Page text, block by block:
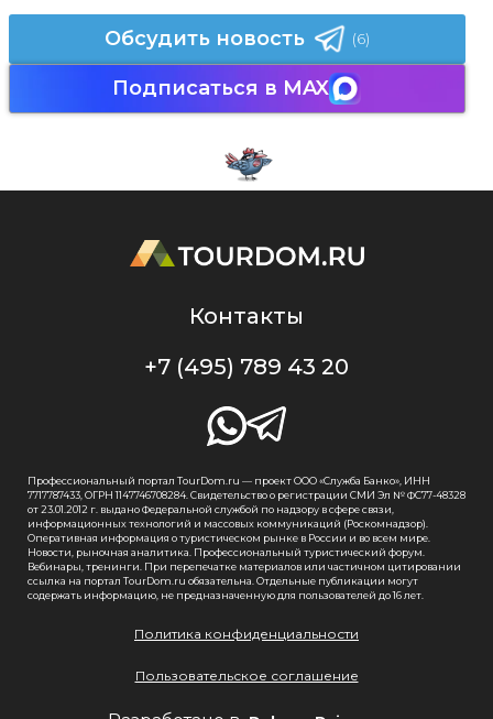
Обсудить новость (6)
Подписаться в MAX
Контакты
+7 (495) 789 43 20
Профессиональный портал TourDom.ru — проект ООО «Служба Банко», ИНН
7717787433, ОГРН 1147746708284. Свидетельство о регистрации СМИ Эл № ФС77-48328
от 23.01.2012 г. выдано Федеральной службой по надзору в сфере связи,
информационных технологий и массовых коммуникаций (Роскомнадзор).
Оперативная информация о туристическом рынке в России и во всем мире.
Новости, рыночная аналитика. Профессиональный туристический форум.
Вебинары, тренинги. При перепечатке материалов или частичном цитировании
ссылка на портал TourDom.ru обязательна. Отдельные публикации могут
содержать информацию, не предназначенную для пользователей до 16 лет.
Политика конфиденциальности
Пользовательское соглашение